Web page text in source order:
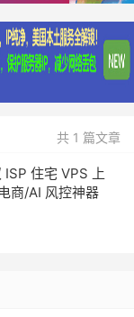
共 1 篇文章
住宅 VPS 上
商/AI 风控神器